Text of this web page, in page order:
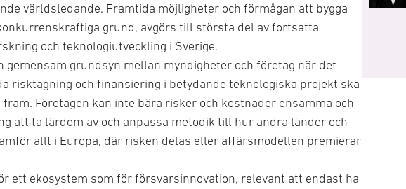
världsledande. Framtida möjligheter och förmågan att bygga
grund, avgörs till största del av fortsatta
och teknologiutveckling i Sverige.
gemensam grundsyn mellan myndigheter och företag när det
risktagning och finansiering i betydande teknologiska projekt ska
Företagen kan inte bära risker och kostnader ensamma och
att ta lärdom av och anpassa metodik till hur andra länder och
allt i Europa, där risken delas eller affärsmodellen premierar
ett ekosystem som för försvarsinnovation, relevant att endast ha